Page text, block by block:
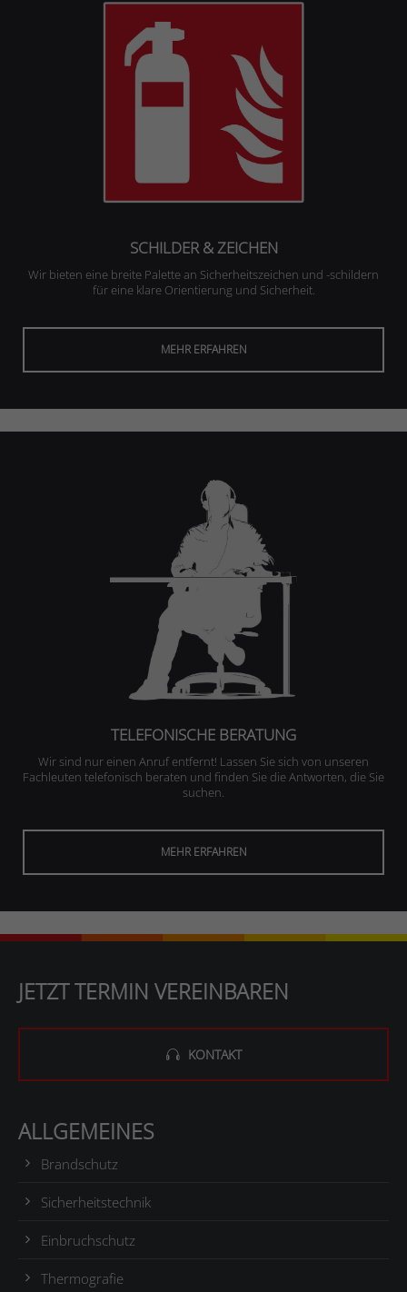
SCHILDER & ZEICHEN
Wir bieten eine breite Palette an Sicherheitszeichen und -schildern
für eine klare Orientierung und Sicherheit.
MEHR ERFAHREN
TELEFONISCHE BERATUNG
Wir sind nur einen Anruf entfernt! Lassen Sie sich von unseren
Fachleuten telefonisch beraten und finden Sie die Antworten, die Sie
suchen.
MEHR ERFAHREN
JETZT TERMIN VEREINBAREN
KONTAKT
ALLGEMEINES
Brandschutz
Sicherheitstechnik
Einbruchschutz
Thermografie